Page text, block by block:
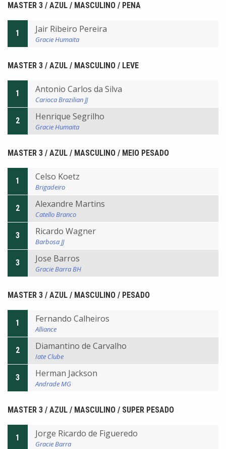
MASTER 3 / AZUL / MASCULINO / PENA
1 Jair Ribeiro Pereira
Gracie Humaita
MASTER 3 / AZUL / MASCULINO / LEVE
1 Antonio Carlos da Silva
Carioca Brazilian JJ
2 Henrique Segrilho
Gracie Humaita
MASTER 3 / AZUL / MASCULINO / MEIO PESADO
1 Celso Koetz
Brigadeiro
2 Alexandre Martins
Catello Branco
3 Ricardo Wagner
Barbosa JJ
3 Jose Barros
Gracie Barra BH
MASTER 3 / AZUL / MASCULINO / PESADO
1 Fernando Calheiros
Alliance
2 Diamantino de Carvalho
Iate Clube
3 Herman Jackson
Andrade MG
MASTER 3 / AZUL / MASCULINO / SUPER PESADO
1 Jorge Ricardo de Figueredo
Gracie Barra